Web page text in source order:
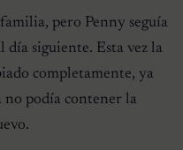
pero Penny seguía
día siguiente. Esta vez la
completamente, ya
no podía contener la